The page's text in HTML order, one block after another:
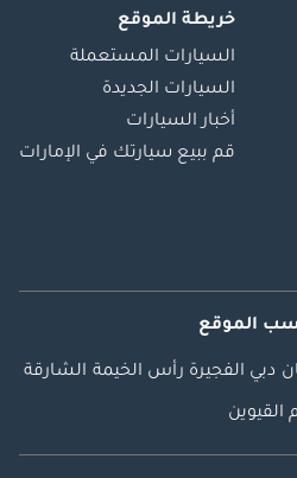
خريطة الموقع
السيارات المستعملة
السيارات الجديدة
أخبار السيارات
قم ببيع سيارتك في الإمارات
الموقع
دبي الفجيرة رأس الخيمة الشارقة
القيوين